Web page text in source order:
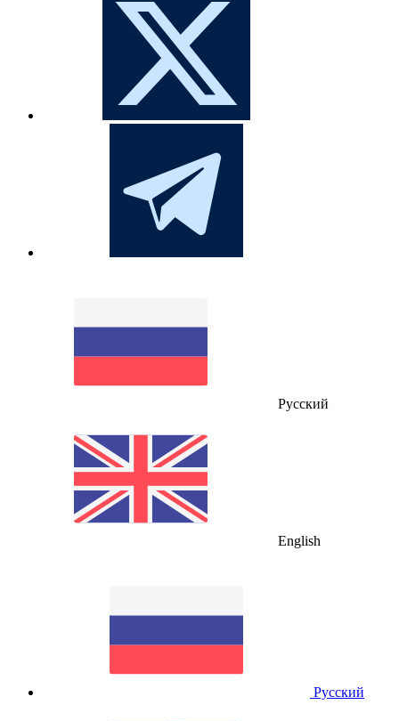
Русский
English
Русский